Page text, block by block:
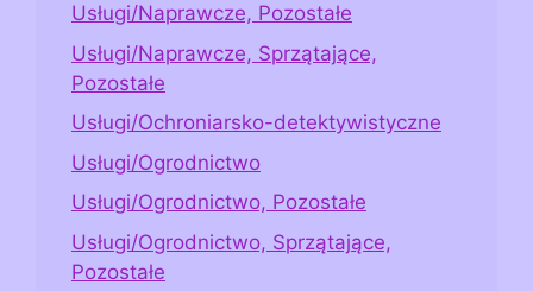
Usługi/Naprawcze, Pozostałe
Usługi/Naprawcze, Sprzątające,
Pozostałe
Usługi/Ochroniarsko-detektywistyczne
Usługi/Ogrodnictwo
Usługi/Ogrodnictwo, Pozostałe
Usługi/Ogrodnictwo, Sprzątające,
Pozostałe